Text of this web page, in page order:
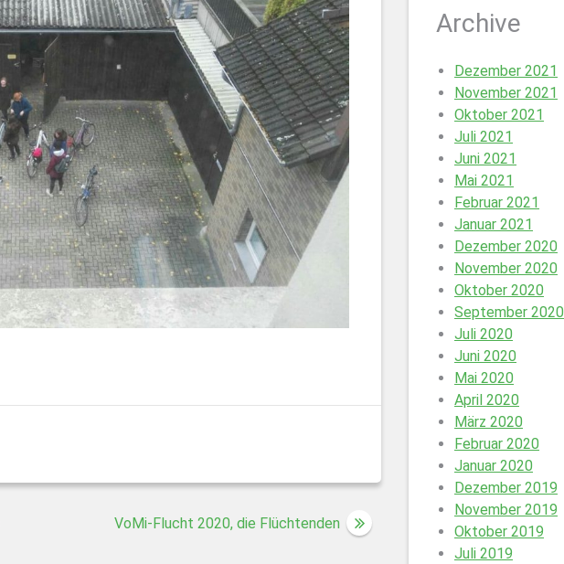
VoMi-Flucht 2020, die Flüchtenden
Archive
Dezember 2021
November 2021
Oktober 2021
Juli 2021
Juni 2021
Mai 2021
Februar 2021
Januar 2021
Dezember 2020
November 2020
Oktober 2020
September 2020
Juli 2020
Juni 2020
Mai 2020
April 2020
März 2020
Februar 2020
Januar 2020
Dezember 2019
November 2019
Oktober 2019
Juli 2019